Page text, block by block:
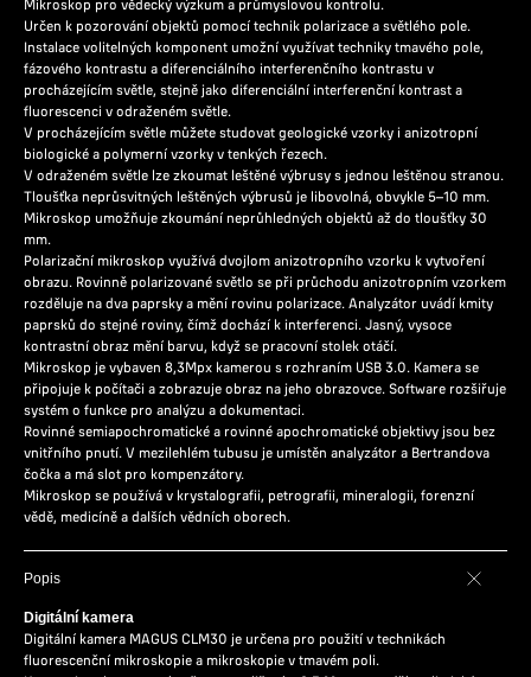
Mikroskop pro vědecký výzkum a průmyslovou kontrolu.
Určen k pozorování objektů pomocí technik polarizace a světlého pole.
Instalace volitelných komponent umožní využívat techniky tmavého pole,
fázového kontrastu a diferenciálního interferenčního kontrastu v
procházejícím světle, stejně jako diferenciální interferenční kontrast a
fluorescenci v odraženém světle.
V procházejícím světle můžete studovat geologické vzorky i anizotropní
biologické a polymerní vzorky v tenkých řezech.
V odraženém světle lze zkoumat leštěné výbrusy s jednou leštěnou stranou.
Tloušťka neprůsvitných leštěných výbrusů je libovolná, obvykle 5–10 mm.
Mikroskop umožňuje zkoumání neprůhledných objektů až do tloušťky 30
mm.
Polarizační mikroskop využívá dvojlom anizotropního vzorku k vytvoření
obrazu. Rovinně polarizované světlo se při průchodu anizotropním vzorkem
rozděluje na dva paprsky a mění rovinu polarizace. Analyzátor uvádí kmity
paprsků do stejné roviny, čímž dochází k interferenci. Jasný, vysoce
kontrastní obraz mění barvu, když se pracovní stolek otáčí.
Mikroskop je vybaven 8,3Mpx kamerou s rozhraním USB 3.0. Kamera se
připojuje k počítači a zobrazuje obraz na jeho obrazovce. Software rozšiřuje
systém o funkce pro analýzu a dokumentaci.
Rovinné semiapochromatické a rovinné apochromatické objektivy jsou bez
vnitřního pnutí. V mezilehlém tubusu je umístěn analyzátor a Bertrandova
čočka a má slot pro kompenzátory.
Mikroskop se používá v krystalografii, petrografii, mineralogii, forenzní
vědě, medicíně a dalších vědních oborech.
Popis
Digitální kamera
Digitální kamera MAGUS CLM30 je určena pro použití v technikách
fluorescenční mikroskopie a mikroskopie v tmavém poli.